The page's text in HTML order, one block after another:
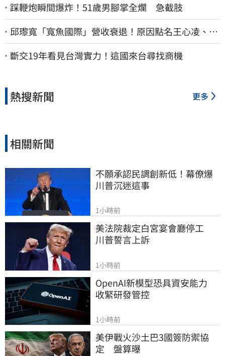
踩鞭炮瞬間爆炸！51歲男腳掌全爛 急截肢
邱瓈寬「寬魚國際」營收衰退！原因點名王心凌、楊
丞琳網笑翻：太誠實
斷交19年看見台灣實力！這國來台尋找商機
熱搜新聞 更多
相關新聞
不願承認民調創新低！幕僚爆
川普沉迷這事
1小時前
美法院裁定白宮宴會廳停工
川普誓言上訴
1小時前
OpenAI新模型恐具資安能力
收緊研發管控
1小時前
美伊戰火沙土巴3國簽防禦協
定　盤算曝